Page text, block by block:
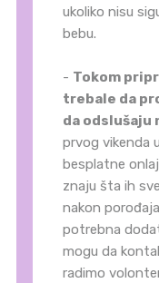
ukoliko nisu
bebu.
- Tokom
trebale da
da odslušaju
prvog vikenda
besplatne
znaju šta ih
nakon
potrebna
mogu da
radimo